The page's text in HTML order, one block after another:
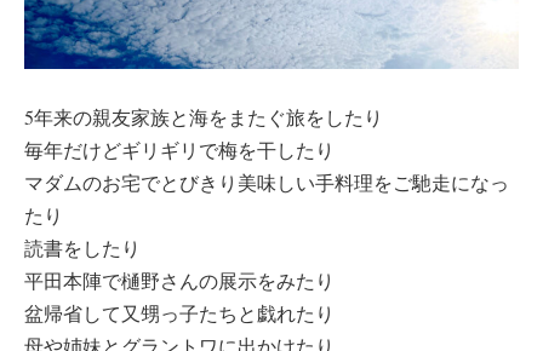
5年来の親友家族と海をまたぐ旅をしたり
毎年だけどギリギリで梅を干したり
マダムのお宅でとびきり美味しい手料理をご馳走になっ
たり
読書をしたり
平田本陣で樋野さんの展示をみたり
盆帰省して又甥っ子たちと戯れたり
母や姉妹とグラントワに出かけたり